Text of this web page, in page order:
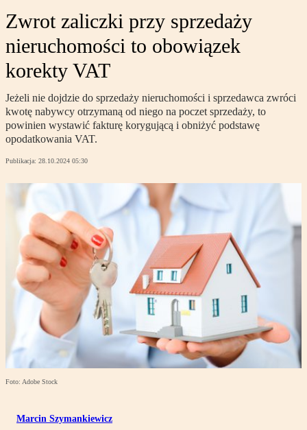
Zwrot zaliczki przy sprzedaży
nieruchomości to obowiązek
korekty VAT
Jeżeli nie dojdzie do sprzedaży nieruchomości i sprzedawca zwróci
kwotę nabywcy otrzymaną od niego na poczet sprzedaży, to
powinien wystawić fakturę korygującą i obniżyć podstawę
opodatkowania VAT.
Publikacja: 28.10.2024 05:30
Foto: Adobe Stock
Marcin Szymankiewicz